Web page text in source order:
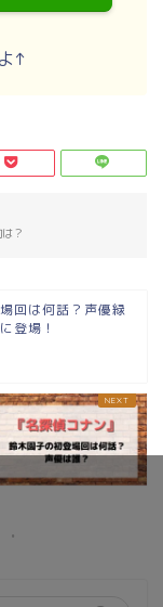
↑
？
回は何話？声優緑
登場！